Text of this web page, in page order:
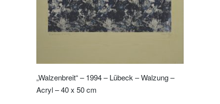
„Walzenbreit“ – 1994 – Lübeck – Walzung –
Acryl – 40 x 50 cm